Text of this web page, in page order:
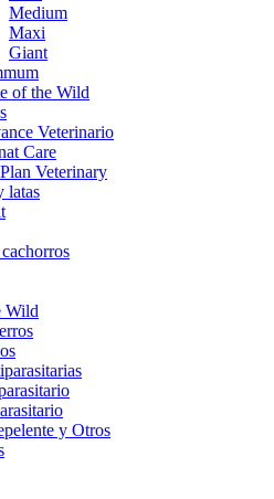
Medium
Maxi
Giant
of the Wild
Veterinario
Care
Veterinary
latas
Wild
y Otros